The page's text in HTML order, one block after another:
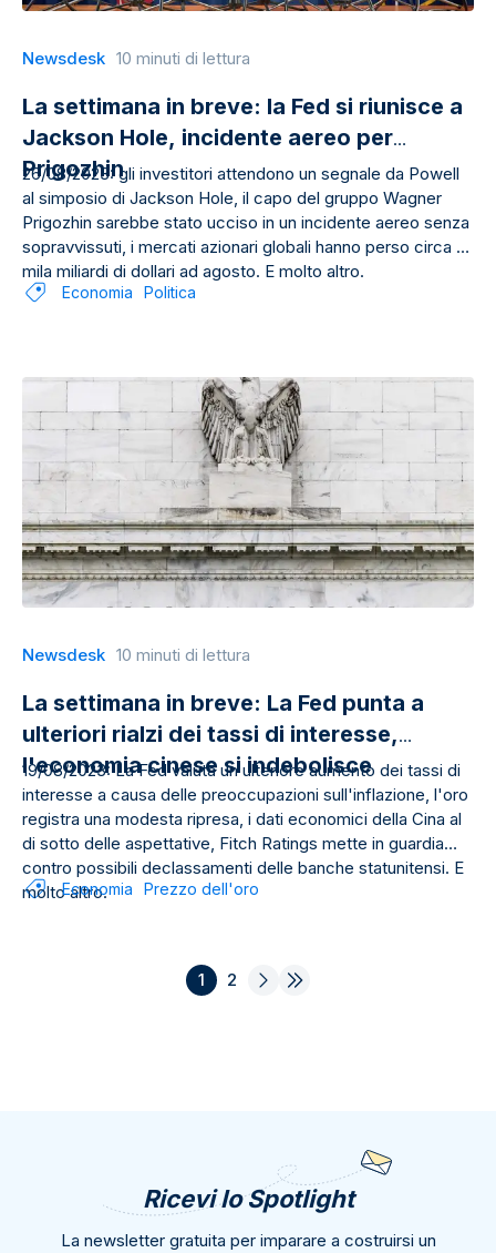
Newsdesk 10 minuti di lettura
La settimana in breve: la Fed si riunisce a
Jackson Hole, incidente aereo per
Prigozhin
26/08/2023: gli investitori attendono un segnale da Powell
al simposio di Jackson Hole, il capo del gruppo Wagner
Prigozhin sarebbe stato ucciso in un incidente aereo senza
sopravvissuti, i mercati azionari globali hanno perso circa 3
mila miliardi di dollari ad agosto. E molto altro.
Economia Politica
Newsdesk 10 minuti di lettura
La settimana in breve: La Fed punta a
ulteriori rialzi dei tassi di interesse,
l'economia cinese si indebolisce
19/08/2023: La Fed valuta un ulteriore aumento dei tassi di
interesse a causa delle preoccupazioni sull'inflazione, l'oro
registra una modesta ripresa, i dati economici della Cina al
di sotto delle aspettative, Fitch Ratings mette in guardia
contro possibili declassamenti delle banche statunitensi. E
molto altro.
Economia Prezzo dell'oro
1 2
Ricevi lo Spotlight
La newsletter gratuita per imparare a costruirsi un